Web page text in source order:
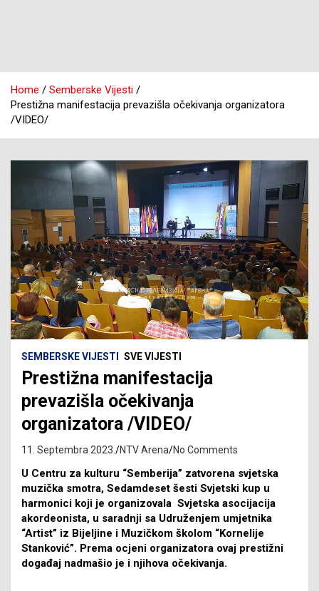
Home
Semberske Vijesti
Prestižna manifestacija prevazišla očekivanja organizatora
/VIDEO/
SEMBERSKE VIJESTI SVE VIJESTI
Prestižna manifestacija
prevazišla očekivanja
organizatora /VIDEO/
11. Septembra 2023. NTV Arena No Comments
U Centru za kulturu “Semberija” zatvorena svjetska
muzička smotra, Sedamdeset šesti Svjetski kup u
harmonici koji je organizovala Svjetska asocijacija
akordeonista, u saradnji sa Udruženjem umjetnika
“Artist” iz Bijeljine i Muzičkom školom “Kornelije
Stanković”. Prema ocjeni organizatora ovaj prestižni
događaj nadmašio je i njihova očekivanja.